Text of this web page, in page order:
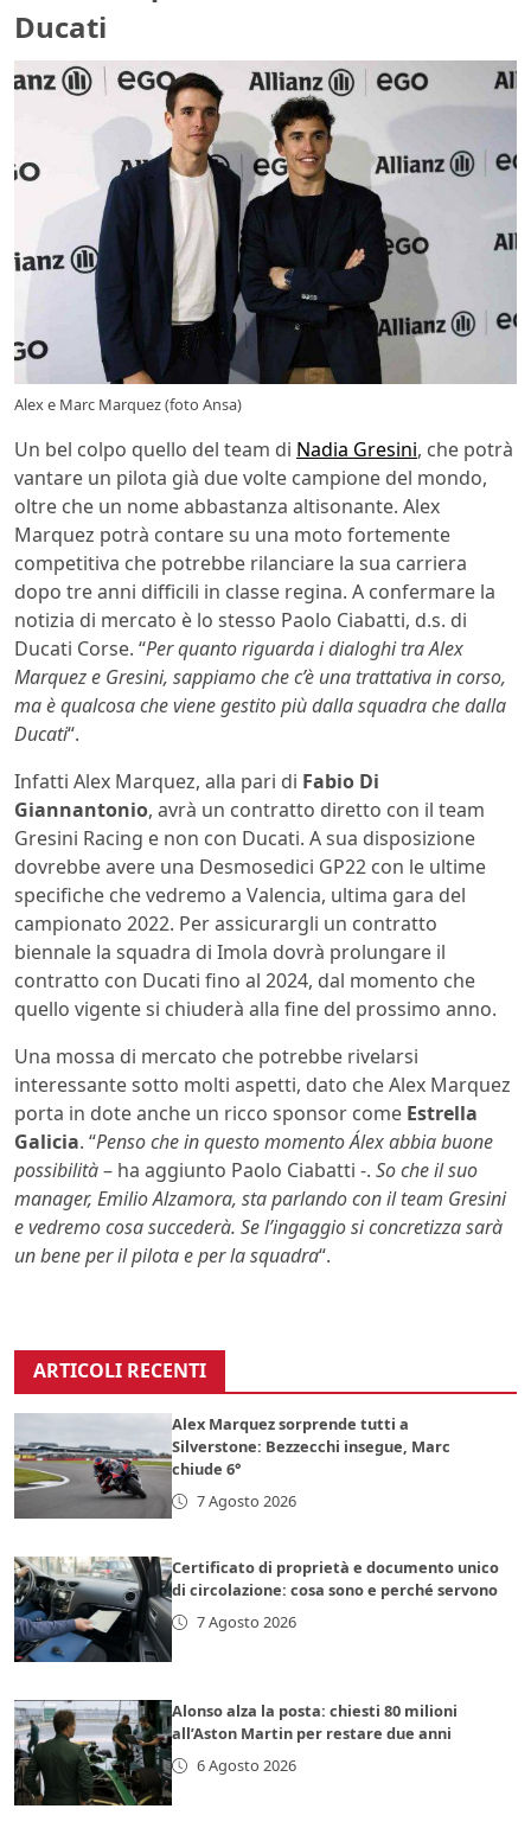
Ducati
Alex e Marc Marquez (foto Ansa)
Un bel colpo quello del team di Nadia Gresini, che potrà
vantare un pilota già due volte campione del mondo,
oltre che un nome abbastanza altisonante. Alex
Marquez potrà contare su una moto fortemente
competitiva che potrebbe rilanciare la sua carriera
dopo tre anni difficili in classe regina. A confermare la
notizia di mercato è lo stesso Paolo Ciabatti, d.s. di
Ducati Corse. “Per quanto riguarda i dialoghi tra Alex
Marquez e Gresini, sappiamo che c’è una trattativa in corso,
ma è qualcosa che viene gestito più dalla squadra che dalla
Ducati“.
Infatti Alex Marquez, alla pari di Fabio Di
Giannantonio, avrà un contratto diretto con il team
Gresini Racing e non con Ducati. A sua disposizione
dovrebbe avere una Desmosedici GP22 con le ultime
specifiche che vedremo a Valencia, ultima gara del
campionato 2022. Per assicurargli un contratto
biennale la squadra di Imola dovrà prolungare il
contratto con Ducati fino al 2024, dal momento che
quello vigente si chiuderà alla fine del prossimo anno.
Una mossa di mercato che potrebbe rivelarsi
interessante sotto molti aspetti, dato che Alex Marquez
porta in dote anche un ricco sponsor come Estrella
Galicia. “Penso che in questo momento Álex abbia buone
possibilità– ha aggiunto Paolo Ciabatti -. So che il suo
manager, Emilio Alzamora, sta parlando con il team Gresini
e vedremo cosa succederà. Se l’ingaggio si concretizza sarà
un bene per il pilota e per la squadra“.
ARTICOLI RECENTI
Alex Marquez sorprende tutti a
Silverstone: Bezzecchi insegue, Marc
chiude 6°
7 Agosto 2026
Certificato di proprietà e documento unico
di circolazione: cosa sono e perché servono
7 Agosto 2026
Alonso alza la posta: chiesti 80 milioni
all’Aston Martin per restare due anni
6 Agosto 2026